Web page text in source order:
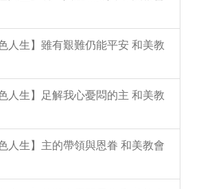
人生】雖有艱難仍能平安 和美教
人生】足解我心憂悶的主 和美教
人生】主的帶領與恩眷 和美教會